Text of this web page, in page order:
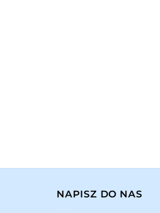
NAPISZ DO NAS